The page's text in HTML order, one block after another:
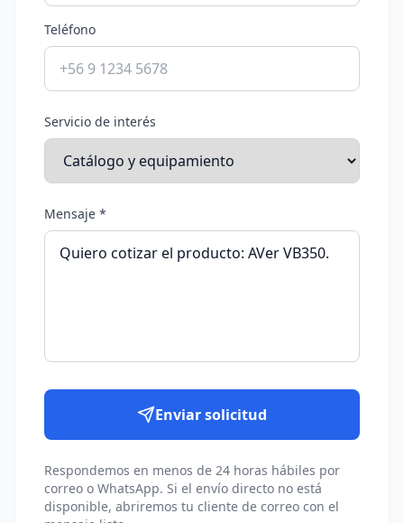
Teléfono
Servicio de interés
Mensaje *
Enviar solicitud
Respondemos en menos de 24 horas hábiles por
correo o WhatsApp. Si el envío directo no está
disponible, abriremos tu cliente de correo con el